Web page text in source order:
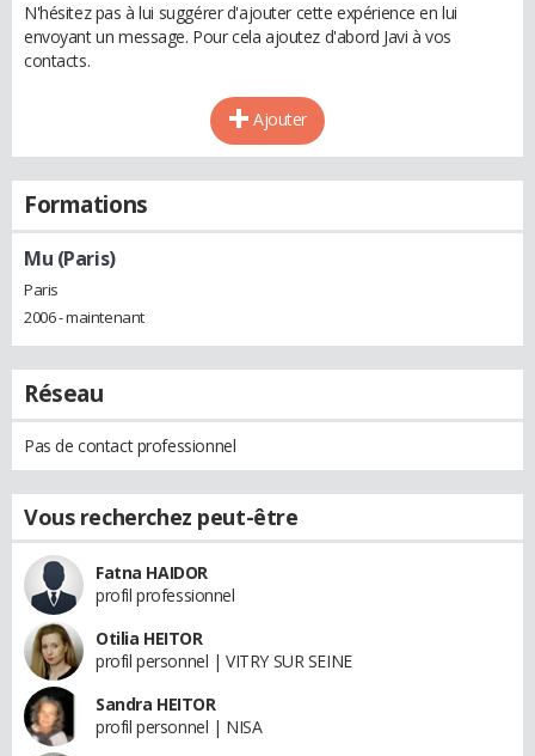
N'hésitez pas à lui suggérer d'ajouter cette expérience en lui
envoyant un message. Pour cela ajoutez d'abord Javi à vos
contacts.
Ajouter
Formations
Mu (Paris)
Paris
2006 - maintenant
Réseau
Pas de contact professionnel
Vous recherchez peut-être
Fatna HAIDOR
profil professionnel
Otilia HEITOR
profil personnel | VITRY SUR SEINE
Sandra HEITOR
profil personnel | NISA